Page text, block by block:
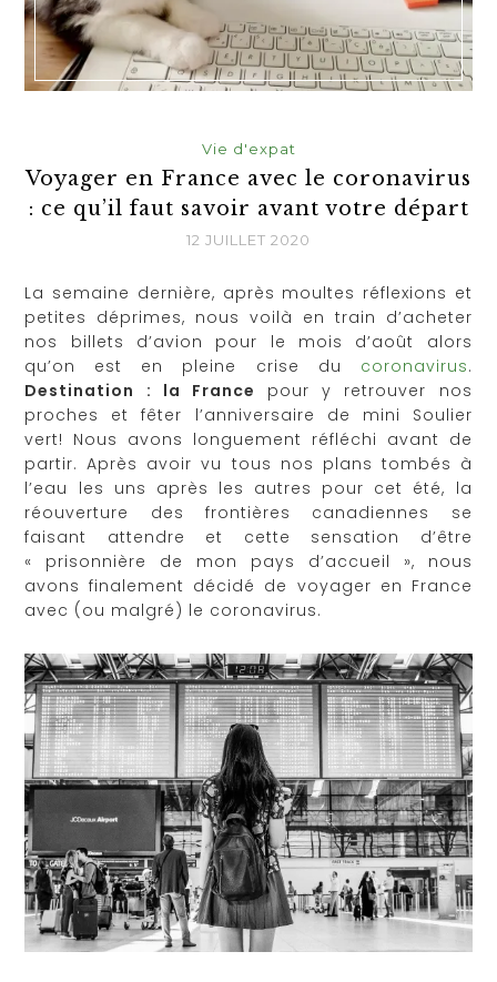
Vie d'expat
Voyager en France avec le coronavirus
: ce qu’il faut savoir avant votre départ
12 JUILLET 2020
La semaine dernière, après moultes réflexions et
petites déprimes, nous voilà en train d’acheter
nos billets d’avion pour le mois d’août alors
qu’on est en pleine crise du coronavirus.
Destination : la France pour y retrouver nos
proches et fêter l’anniversaire de mini Soulier
vert! Nous avons longuement réfléchi avant de
partir. Après avoir vu tous nos plans tombés à
l’eau les uns après les autres pour cet été, la
réouverture des frontières canadiennes se
faisant attendre et cette sensation d’être
« prisonnière de mon pays d’accueil », nous
avons finalement décidé de voyager en France
avec (ou malgré) le coronavirus.